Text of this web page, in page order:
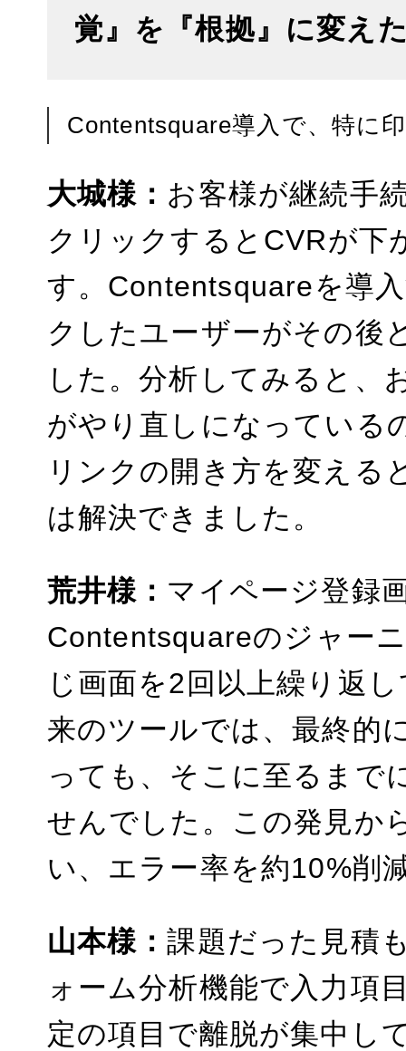
覚』を『根拠』に変え
Contentsquare導入で、特に
大城様： お客様が継続手
クリックするとCVRが下
す。Contentsquareを導
クしたユーザーがその後
した。分析してみると、
がやり直しになっている
リンクの開き方を変える
は解決できました。
荒井様： マイページ登録
Contentsquareのジャー
じ画面を2回以上繰り返
来のツールでは、最終的
っても、そこに至るまで
せんでした。この発見か
い、エラー率を約10%削
山本様：課題だった見積
ォーム分析機能で入力項
定の項目で離脱が集中し